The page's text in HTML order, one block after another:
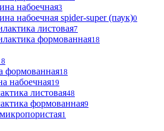
набоечная3
набоечная spider-super (паук)0
листовая7
формованная18
формованная18
набоечная19
листовая48
формованная9
1